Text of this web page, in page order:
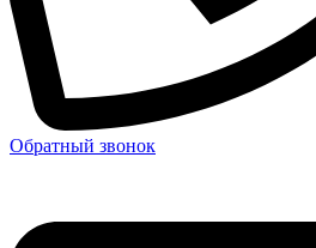
Обратный звонок